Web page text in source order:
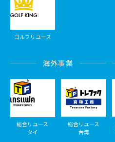
ゴルフリユース
海外事業
総合リユース
タイ
総合リユース
台湾